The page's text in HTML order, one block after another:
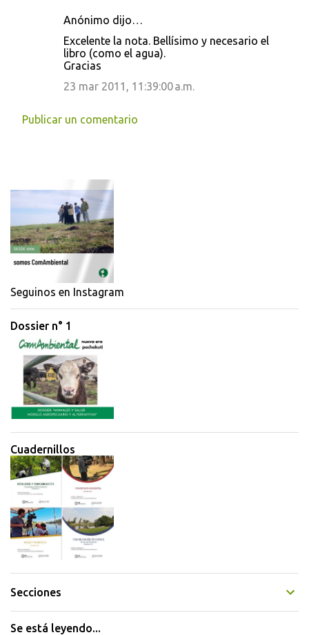
Anónimo dijo…
Excelente la nota. Bellísimo y necesario el
libro (como el agua).
Gracias
23 mar 2011, 11:39:00 a.m.
Publicar un comentario
Seguinos en Instagram
Dossier n° 1
Cuadernillos
Secciones
Se está leyendo...